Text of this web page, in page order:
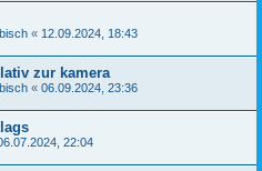
« 12.09.2024, 18:43
zur kamera
« 06.09.2024, 23:36
22:04